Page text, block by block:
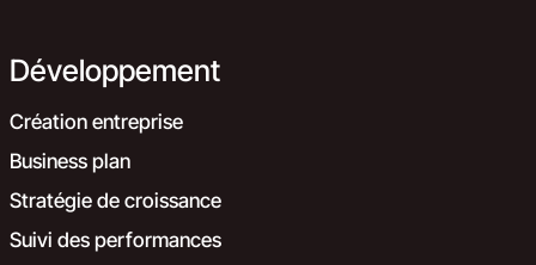
Développement
Création entreprise
Business plan
Stratégie de croissance
Suivi des performances